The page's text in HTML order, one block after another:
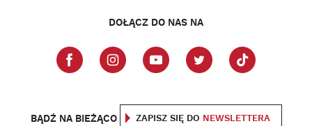
DOŁĄCZ DO NAS NA
BĄDŹ NA BIEŻĄCO ZAPISZ SIĘ DO NEWSLETTERA